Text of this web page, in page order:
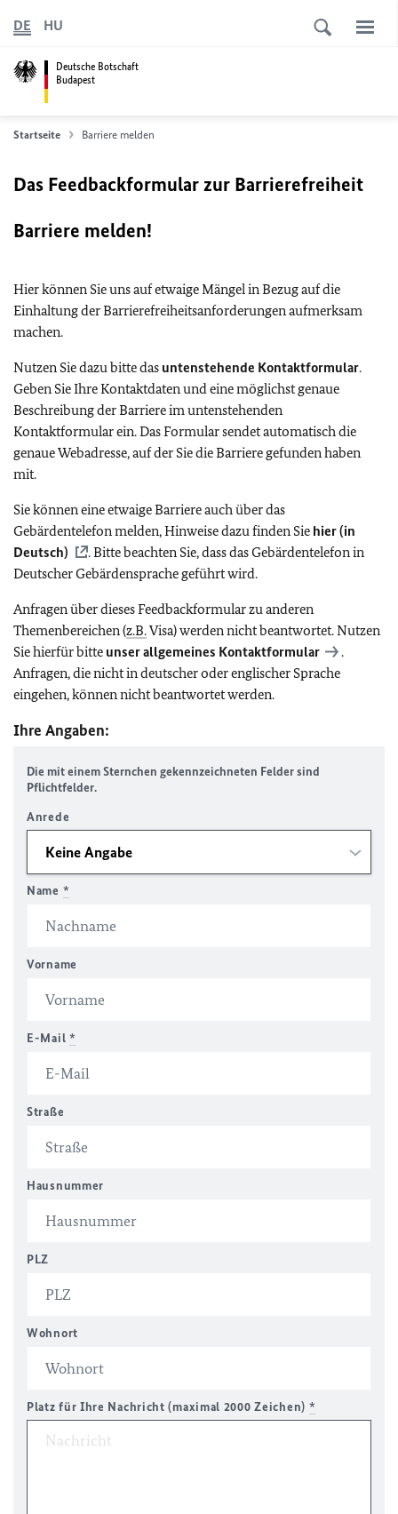
Deutsche Botschaft
Budapest
DE HU
Startseite Barriere melden
Das Feedbackformular zur Barrierefreiheit
Barriere melden!
Hier können Sie uns auf etwaige Mängel in Bezug auf die
Einhaltung der Barrierefreiheitsanforderungen aufmerksam
machen.
Nutzen Sie dazu bitte das untenstehende Kontaktformular.
Geben Sie Ihre Kontaktdaten und eine möglichst genaue
Beschreibung der Barriere im untenstehenden
Kontaktformular ein. Das Formular sendet automatisch die
genaue Webadresse, auf der Sie die Barriere gefunden haben
mit.
Sie können eine etwaige Barriere auch über das
Gebärdentelefon melden, Hinweise dazu finden Sie hier (in
Deutsch)
. Bitte beachten Sie, dass das Gebärdentelefon in
Deutscher Gebärdensprache geführt wird.
Anfragen über dieses Feedbackformular zu anderen
Themenbereichen (z.B.Visa) werden nicht beantwortet. Nutzen
Sie hierfür bitte unser allgemeines Kontaktformular
.
Anfragen, die nicht in deutscher oder englischer Sprache
eingehen, können nicht beantwortet werden.
Ihre Angaben:
Die mit einem Sternchen gekennzeichneten Felder sind
Pflichtfelder.
Anrede
Name *
Vorname
E-Mail *
Straße
Hausnummer
PLZ
Wohnort
Platz für Ihre Nachricht (maximal 2000 Zeichen) *